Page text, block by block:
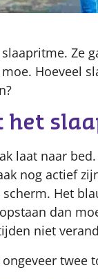
Ze
Hoeveel
het
laat naar
nog actief
Het
dan
niet
twee